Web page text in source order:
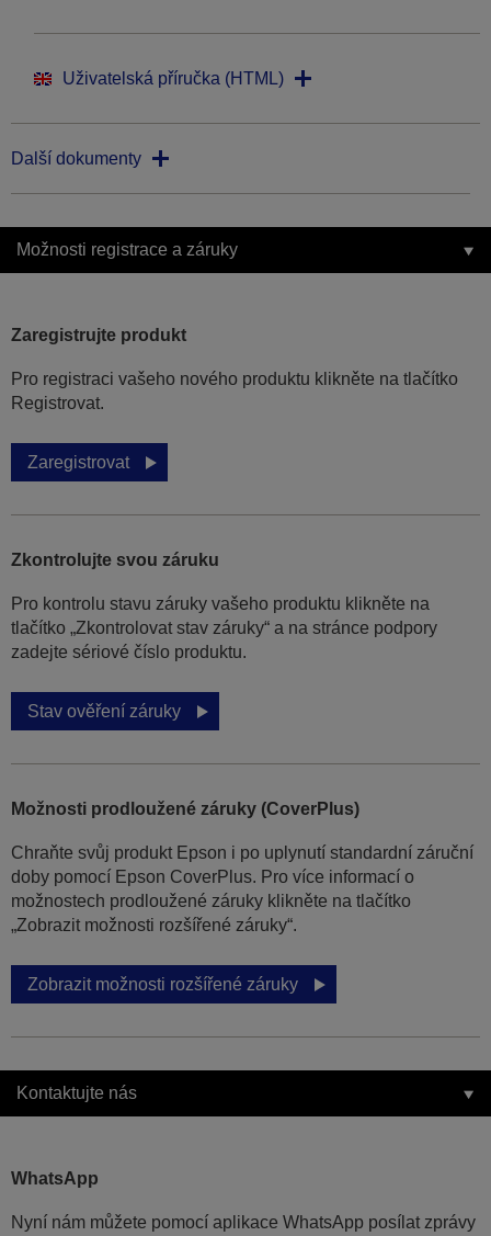
Uživatelská příručka (HTML)
Další dokumenty
Možnosti registrace a záruky
Zaregistrujte produkt
Pro registraci vašeho nového produktu klikněte na tlačítko
Registrovat.
Zaregistrovat
Zkontrolujte svou záruku
Pro kontrolu stavu záruky vašeho produktu klikněte na
tlačítko „Zkontrolovat stav záruky“ a na stránce podpory
zadejte sériové číslo produktu.
Stav ověření záruky
Možnosti prodloužené záruky (CoverPlus)
Chraňte svůj produkt Epson i po uplynutí standardní záruční
doby pomocí Epson CoverPlus. Pro více informací o
možnostech prodloužené záruky klikněte na tlačítko
„Zobrazit možnosti rozšířené záruky“.
Zobrazit možnosti rozšířené záruky
Kontaktujte nás
WhatsApp
Nyní nám můžete pomocí aplikace WhatsApp posílat zprávy